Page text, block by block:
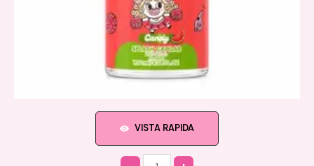
VISTA RAPIDA
Quantity